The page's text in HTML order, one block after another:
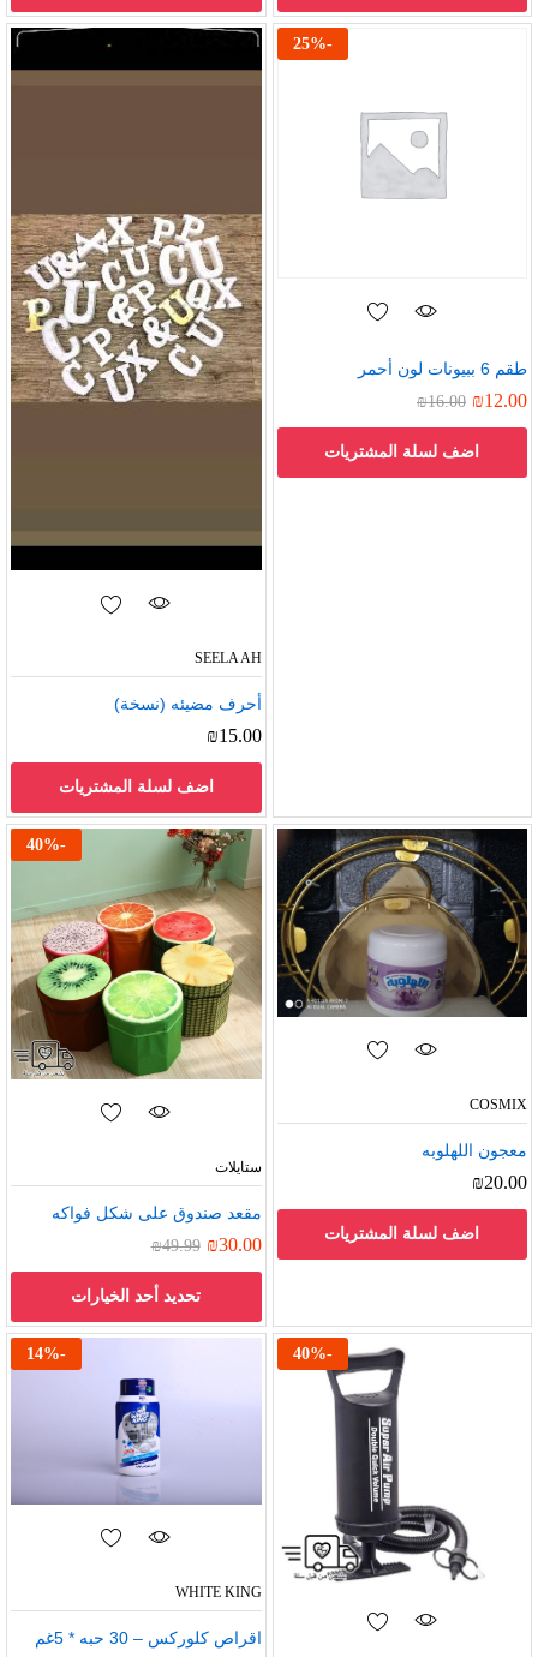
-
25%
طقم 6 ببيونات لون أحمر
₪12.00
₪16.00
اضف لسلة المشتريات
SEELA AH
أحرف مضيئه (نسخة)
₪15.00
اضف لسلة المشتريات
COSMIX
معجون اللهلوبه
₪20.00
اضف لسلة المشتريات
-
40%
ستايلات
مقعد صندوق على شكل فواكه
₪30.00
₪49.99
تحديد أحد الخيارات
-
40%
-
14%
WHITE KING
اقراص كلوركس – 30 حبه * 5غم